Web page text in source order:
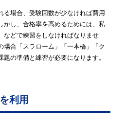
る場合、受験回数が少なければ費用
かし、合格率を高めるためには、私
などで練習をしなければなりませ
場合「スラローム」「一本橋」「ク
の準備と練習が必要になります。
利用